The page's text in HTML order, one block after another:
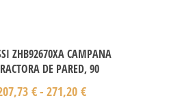
ZHB92670XA CAMPANA
DE PARED, 90
€- 271,20 €